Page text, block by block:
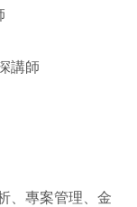
講師
、專案管理、金